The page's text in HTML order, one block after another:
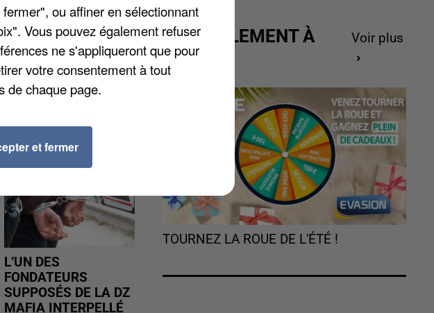
il a été pris en
a été confisqué par
L’UN DES
FONDATEURS
SUPPOSÉS DE LA DZ
MAFIA INTERPELLÉ
ACTUELLEMENT À
GAGNER
Voir plus
TOURNEZ LA ROUE DE L'ÉTÉ !
ou affiner en sélectionnant
Vous pouvez également refuser
ne s'appliqueront que pour
votre consentement à tout
de chaque page.
et fermer